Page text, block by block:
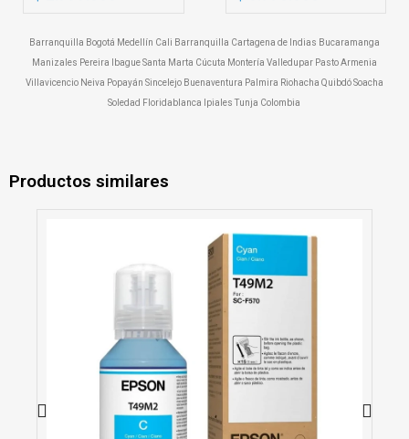
Barranquilla Bogotá Medellín Cali Barranquilla Cartagena de Indias Bucaramanga
Manizales Pereira Ibague Santa Marta Cúcuta Montería Valledupar Pasto Armenia
Villavicencio Neiva Popayán Sincelejo Buenaventura Palmira Riohacha Quibdó Soacha
Soledad Floridablanca Ipiales Tunja Colombia
Productos similares